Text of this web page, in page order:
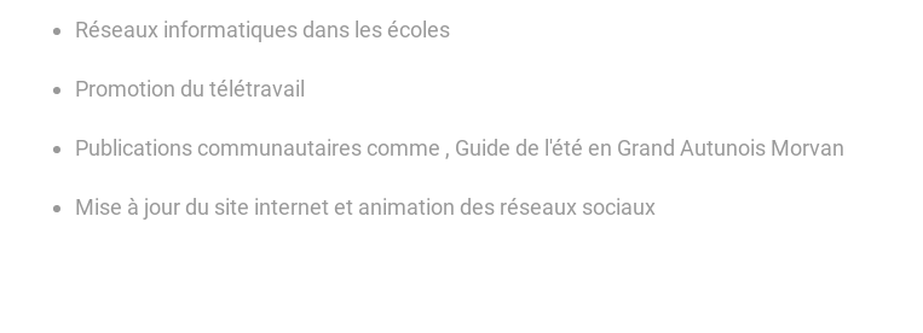
Réseaux informatiques dans les écoles
Promotion du télétravail
Publications communautaires comme , Guide de l'été en Grand Autunois Morvan
Mise à jour du site internet et animation des réseaux sociaux